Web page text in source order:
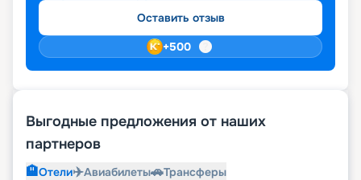
Оставить отзыв
+500
Выгодные предложения от наших
партнеров
🏨Отели✈️Авиабилеты🚗Трансферы